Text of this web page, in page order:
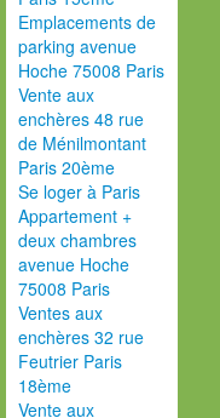
Emplacements de
parking avenue
Hoche 75008 Paris
Vente aux
enchères 48 rue
de Ménilmontant
Paris 20ème
Se loger à Paris
Appartement +
deux chambres
avenue Hoche
75008 Paris
Ventes aux
enchères 32 rue
Feutrier Paris
18ème
Vente aux